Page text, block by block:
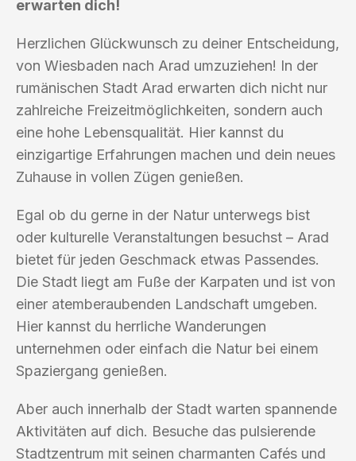
erwarten dich!
Herzlichen Glückwunsch zu deiner Entscheidung,
von Wiesbaden nach Arad umzuziehen! In der
rumänischen Stadt Arad erwarten dich nicht nur
zahlreiche Freizeitmöglichkeiten, sondern auch
eine hohe Lebensqualität. Hier kannst du
einzigartige Erfahrungen machen und dein neues
Zuhause in vollen Zügen genießen.
Egal ob du gerne in der Natur unterwegs bist
oder kulturelle Veranstaltungen besuchst – Arad
bietet für jeden Geschmack etwas Passendes.
Die Stadt liegt am Fuße der Karpaten und ist von
einer atemberaubenden Landschaft umgeben.
Hier kannst du herrliche Wanderungen
unternehmen oder einfach die Natur bei einem
Spaziergang genießen.
Aber auch innerhalb der Stadt warten spannende
Aktivitäten auf dich. Besuche das pulsierende
Stadtzentrum mit seinen charmanten Cafés und